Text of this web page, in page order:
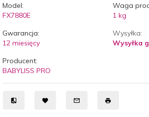
Model:
FX7880E
Waga
1 kg
Gwarancja:
12 miesięcy
Wysyłka:
Wysyłka
Producent:
BABYLISS PRO